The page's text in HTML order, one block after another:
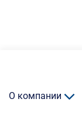
О компании